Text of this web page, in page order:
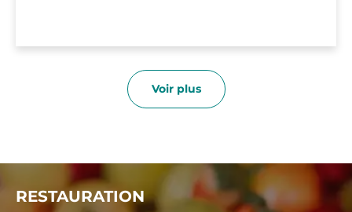
Voir plus
RESTAURATION